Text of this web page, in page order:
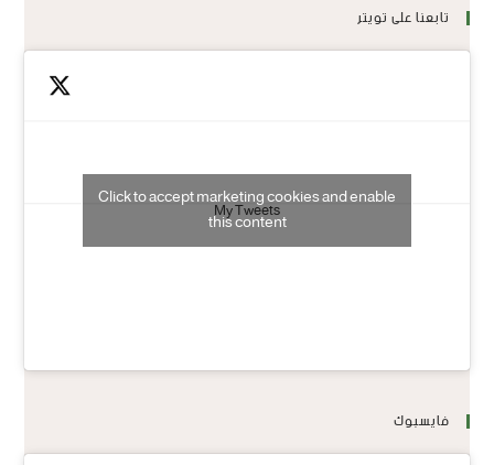
تابعنا على تويتر
My Tweets
Click to accept marketing cookies and enable
this content
فايسبوك